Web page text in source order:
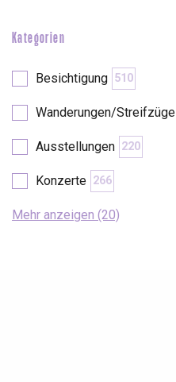
Kategorien
Besichtigung 510
Wanderungen/Streifzüge
Ausstellungen 220
Konzerte 266
Mehr anzeigen (20)